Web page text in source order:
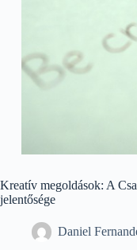
Kreatív megoldások: A
jelentősége
Daniel